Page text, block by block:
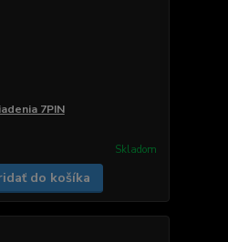
7PIN
Skladom
do košíka